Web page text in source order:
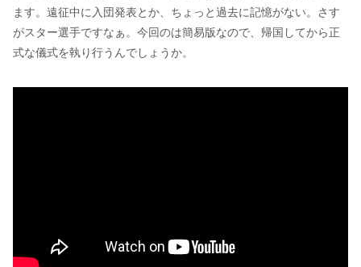
ます。遠征中に入団発表とか、ちょっと過去に記憶がない。さす
がスター選手ですなぁ。今回のは簡易版なので、帰国してから正
式な儀式を執り行うんでしょうか。